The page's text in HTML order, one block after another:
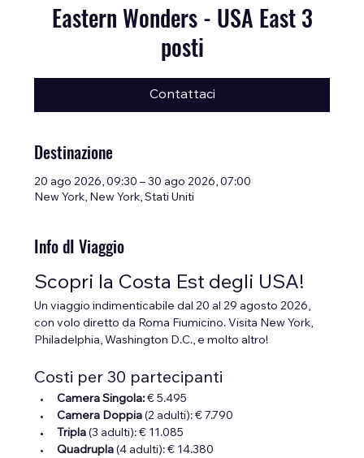
Eastern Wonders - USA East 3
posti
Contattaci
Destinazione
20 ago 2026, 09:30 – 30 ago 2026, 07:00
New York, New York, Stati Uniti
Info dI Viaggio
Scopri la Costa Est degli USA!
Un viaggio indimenticabile dal 20 al 29 agosto 2026,
con volo diretto da Roma Fiumicino. Visita New York,
Philadelphia, Washington D.C., e molto altro!
Costi per 30 partecipanti
Camera Singola: € 5.495
Camera Doppia (2 adulti): € 7.790
Tripla (3 adulti): € 11.085
Quadrupla (4 adulti): € 14.380